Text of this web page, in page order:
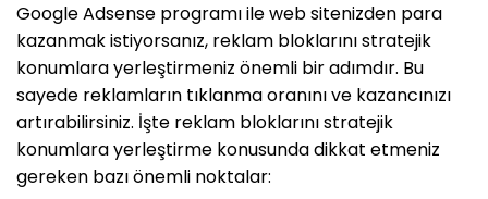
Google Adsense programı ile web sitenizden para
kazanmak istiyorsanız, reklam bloklarını stratejik
konumlara yerleştirmeniz önemli bir adımdır. Bu
sayede reklamların tıklanma oranını ve kazancınızı
artırabilirsiniz. İşte reklam bloklarını stratejik
konumlara yerleştirme konusunda dikkat etmeniz
gereken bazı önemli noktalar: